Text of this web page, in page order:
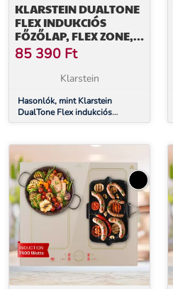
KLARSTEIN DUALTONE
FLEX INDUKCIÓS
FŐZŐLAP, FLEX ZONE,
LED KIJELZŐ, CSÚSZKA
VEZÉRLÉS, 7200 W
85 390 Ft
Klarstein
Hasonlók, mint Klarstein
DualTone Flex indukciós
főzőlap, Flex Zone, LED kijelző,